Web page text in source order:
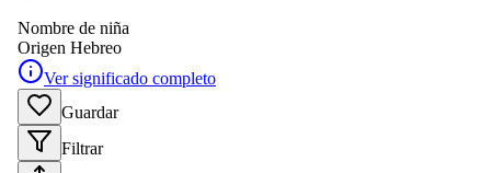
Nombre de niña
Origen Hebreo
Ver significado completo
Guardar
Filtrar